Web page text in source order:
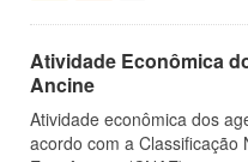
Atividade Econômica
Ancine
Atividade econômica dos
acordo com a Classificação